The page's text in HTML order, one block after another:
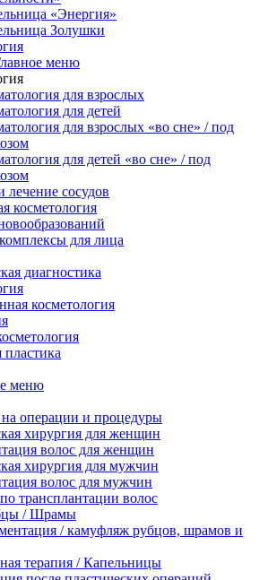
«Энергия»
Золушки
меню
для взрослых
для детей
для взрослых «во сне» / под
для детей «во сне» / под
лечение сосудов
косметология
для лица
диагностика
косметология
меню
на операции и процедуры
хирургия для женщин
волос для женщин
хирургия для мужчин
волос для мужчин
трансплантации волос
/ Шрамы
/ камуфляж рубцов, шрамов и
терапия / Капельницы